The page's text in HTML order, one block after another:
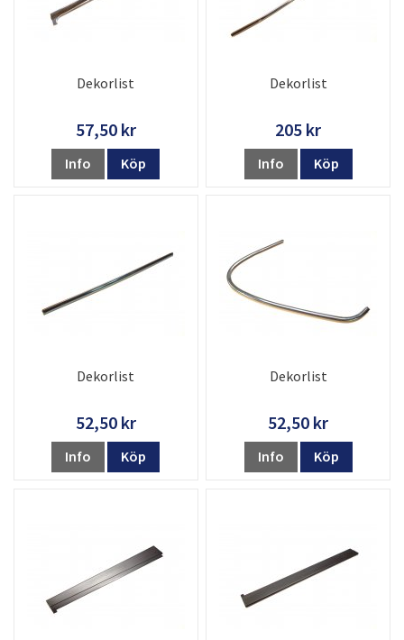
Dekorlist
57,50 kr
Info Köp
Dekorlist
205 kr
Info Köp
Dekorlist
52,50 kr
Info Köp
Dekorlist
52,50 kr
Info Köp